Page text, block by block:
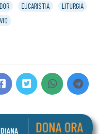
EUCARISTIA
LITURGIA